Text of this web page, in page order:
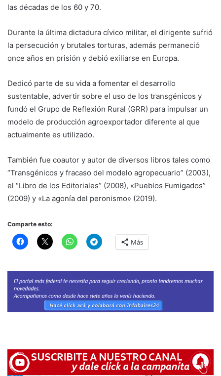
las décadas de los 60 y 70.
Durante la última dictadura cívico militar, el dirigente sufrió
la persecución y brutales torturas, además permaneció
once años en prisión y debió exiliarse en Europa.
Dedicó parte de su vida a fomentar el desarrollo
sustentable, advertir sobre el uso de los transgénicos y
fundó el Grupo de Reflexión Rural (GRR) para impulsar un
modelo de producción agroexportador diferente al que
actualmente es utilizado.
También fue coautor y autor de diversos libros tales como
“Transgénicos y fracaso del modelo agropecuario” (2003),
el “Libro de los Editoriales” (2008), «Pueblos Fumigados”
(2009) y «La agonía del peronismo» (2019).
Comparte esto:
Más